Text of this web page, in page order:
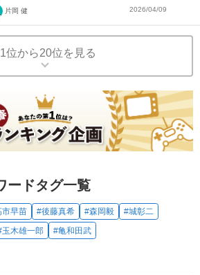
片岡 健 2026/04/09
位から20位を見る
ードタグ一覧
市早苗 #後藤真希 #森岡毅
#城彰二
玉木雄一郎 #亀和田武